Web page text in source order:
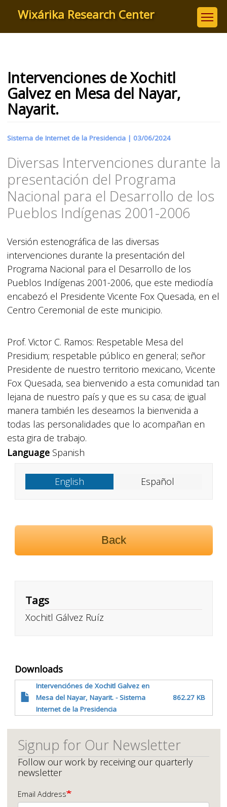
content
Wixárika Research Center
Intervenciones de Xochitl
Galvez en Mesa del Nayar,
Nayarit.
Sistema de Internet de la Presidencia | 03/06/2024
Diversas Intervenciones durante la
presentación del Programa
Nacional para el Desarrollo de los
Pueblos Indígenas 2001-2006
Versión estenográfica de las diversas
intervenciones durante la presentación del
Programa Nacional para el Desarrollo de los
Pueblos Indígenas 2001-2006, que este mediodía
encabezó el Presidente Vicente Fox Quesada, en el
Centro Ceremonial de este municipio.
Prof. Victor C. Ramos: Respetable Mesa del
Presidium; respetable público en general; señor
Presidente de nuestro territorio mexicano, Vicente
Fox Quesada, sea bienvenido a esta comunidad tan
lejana de nuestro país y que es su casa; de igual
manera también les deseamos la bienvenida a
todas las personalidades que lo acompañan en
esta gira de trabajo.
LanguageSpanish
English Español
Back
Tags
Xochitl Gálvez Ruíz
Downloads
Intervenciónes de Xochitl Galvez en
Mesa del Nayar, Nayarit. - Sistema
Internet de la Presidencia
862.27 KB
Signup for Our Newsletter
Follow our work by receiving our quarterly
newsletter
Email Address